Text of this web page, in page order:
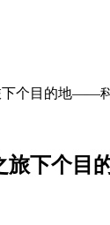
下个目的地——
旅下个